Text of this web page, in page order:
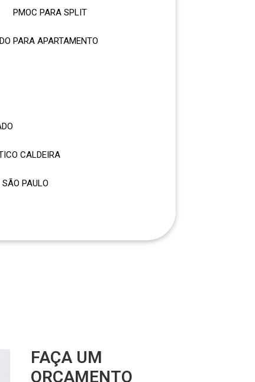
PMOC PARA SPLIT
PARA APARTAMENTO
CALDEIRA
SÃO PAULO
FAÇA UM
ORÇAMENTO